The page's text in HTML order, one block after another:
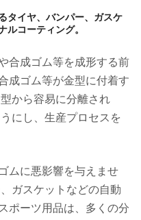
タイヤ、バンパー、ガスケ
ルコーティング。
合成ゴム等を成形する前
成ゴム等が金型に付着す
から容易に分離され
にし、生産プロセスを
ムに悪影響を与えませ
ガスケットなどの自動
ポーツ用品は、多くの分